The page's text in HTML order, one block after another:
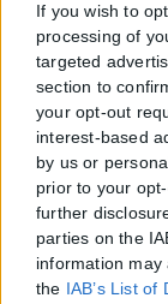
If you wish to
processing of
targeted
section to
your opt-out
interest-based
by us or
prior to your
further
parties on the
information
the IAB’s List
ΑΝΑΡΤΉΘΗΚΕ ΑΠΌ ΕΛΊΝΑ
Θεσσαλονίκη
Ουρές στα
Ουρές
Παρασκευής 07/08,
εκδρομέων...